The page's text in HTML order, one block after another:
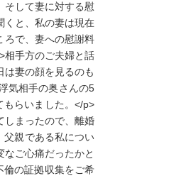
そして妻に対する慰
くと、私の妻は現在
ろで、妻への慰謝料
相手方のご夫婦と話
は妻の顔を見るのも
気相手の奥さんの5
もらいました。</p>
しまったので、離婚
父親である私につい
ご心痛だったかと
倫の証拠収集をご希